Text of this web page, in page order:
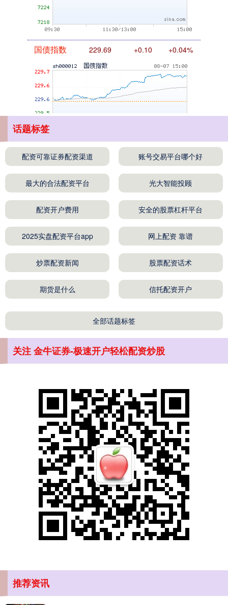
国债指数 229.69 +0.10 +0.04%
期指IC0
上证综指 3940.04 +39.68 +1.02%
深证成指 14311.01 +200.89
沪深300 4694.44 +43.13 +0.93%
话题标签
配资可靠证券配资渠道 账号交易平台哪个好
最大的合法配资平台 光大智能投顾
配资开户费用 安全的股票杠杆平台
2025实盘配资平台app 网上配资 靠谱
炒票配资新闻 股票配资话术
期货是什么 信托配资开户
全部话题标签
关注 金牛证券-极速开户轻松配资炒股
推荐资讯